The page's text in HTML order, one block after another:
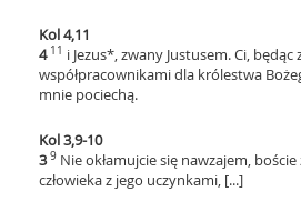
Kol 4,11
4 11 i Jezus*, zwany Justusem. Ci,
współpracownikami dla królestwa
mnie pociechą.
Kol 3,9-10
3 9 Nie okłamujcie się nawzajem,
człowieka z jego uczynkami, [...]